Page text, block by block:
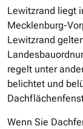
Lewitzrand liegt
Mecklenburg-
Lewitzrand
regelt unter
belichtet und
Wenn Sie